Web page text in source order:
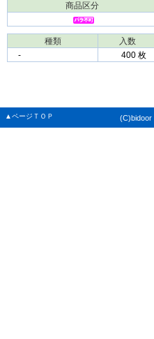
商品区分
種類 入数
‐
400 枚
▲ページＴＯＰ (C)bidoor